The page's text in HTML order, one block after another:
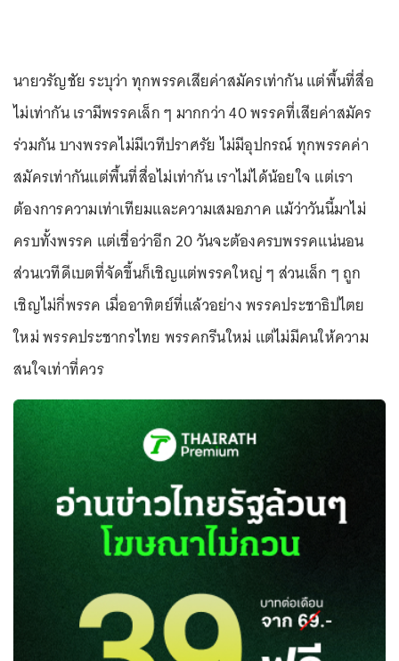
นายวรัญชัย ระบุว่า ทุกพรรคเสียค่าสมัครเท่ากัน แต่พื้นที่สื่อ
ไม่เท่ากัน เรามีพรรคเล็ก ๆ มากกว่า 40 พรรคที่เสียค่าสมัคร
ร่วมกัน บางพรรคไม่มีเวทีปราศรัย ไม่มีอุปกรณ์ ทุกพรรคค่า
สมัครเท่ากันแต่พื้นที่สื่อไม่เท่ากัน เราไม่ได้น้อยใจ แต่เรา
ต้องการความเท่าเทียมและความเสมอภาค แม้ว่าวันนี้มาไม่
ครบทั้งพรรค แต่เชื่อว่าอีก 20 วันจะต้องครบพรรคแน่นอน
ส่วนเวทีดีเบตที่จัดขึ้นก็เชิญแต่พรรคใหญ่ ๆ ส่วนเล็ก ๆ ถูก
เชิญไม่กี่พรรค เมื่ออาทิตย์ที่แล้วอย่าง พรรคประชาธิปไตย
ใหม่ พรรคประชากรไทย พรรคกรีนใหม่ แต่ไม่มีคนให้ความ
สนใจเท่าที่ควร